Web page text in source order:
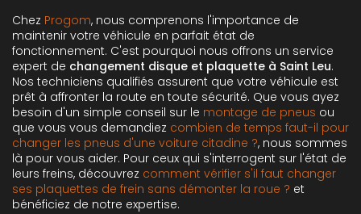
Chez Progom, nous comprenons l'importance de
maintenir votre véhicule en parfait état de
fonctionnement. C'est pourquoi nous offrons un service
expert de changement disque et plaquette à Saint Leu.
Nos techniciens qualifiés assurent que votre véhicule est
prêt à affronter la route en toute sécurité. Que vous ayez
besoin d'un simple conseil sur le montage de pneus ou
que vous vous demandiez combien de temps faut-il pour
changer les pneus d'une voiture citadine ?, nous sommes
là pour vous aider. Pour ceux qui s'interrogent sur l'état de
leurs freins, découvrez comment vérifier s'il faut changer
ses plaquettes de frein sans démonter la roue ? et
bénéficiez de notre expertise.